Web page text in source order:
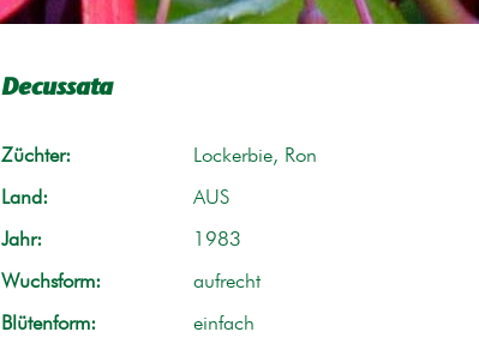
Decussata
Züchter: Lockerbie, Ron
Land: AUS
Jahr: 1983
Wuchsform: aufrecht
Blütenform: einfach